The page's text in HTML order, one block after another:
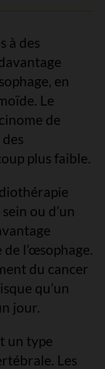
à des
en
Le
de
plus faible.
ou d’un
l’œsophage.
du cancer
qu’un
jour.
un type
Les